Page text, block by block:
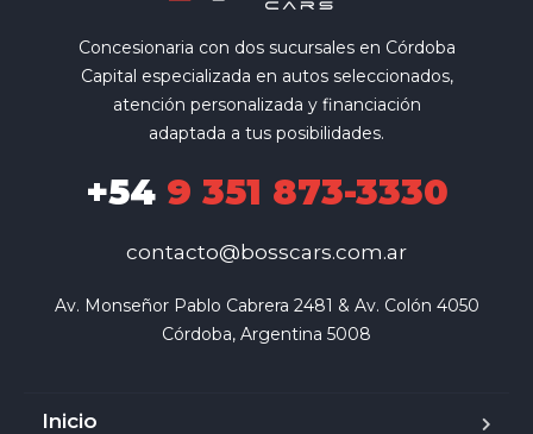
Concesionaria con dos sucursales en Córdoba
Capital especializada en autos seleccionados,
atención personalizada y financiación
adaptada a tus posibilidades.
+549 351 873-3330
contacto@bosscars.com.ar
Av. Monseñor Pablo Cabrera 2481 & Av. Colón 4050
Córdoba, Argentina 5008
Inicio